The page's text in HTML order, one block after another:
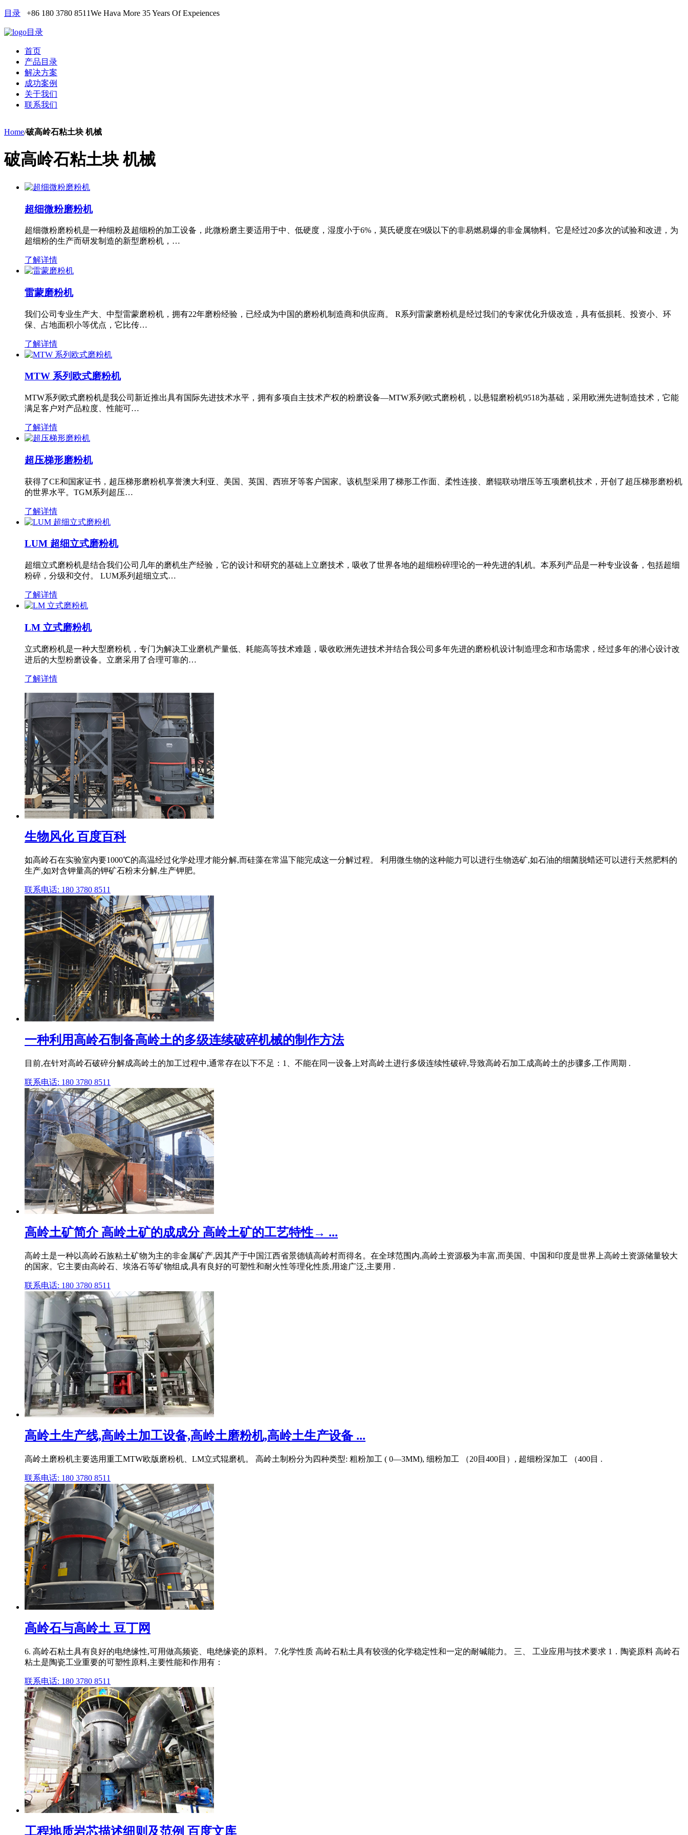
目录 +86 180 3780 8511We Hava More 35 Years Of Expeiences
目录
首页
产品目录
解决方案
成功案例
关于我们
联系我们
Home/破高岭石粘土块 机械
破高岭石粘土块 机械
超细微粉磨粉机
超细微粉磨粉机是一种细粉及超细粉的加工设备，此微粉磨主要适用于中、低硬度，湿度小于6%，莫氏硬度在9级以下的非易燃易爆的非金属物料。它是经过20多次的试验和改进，为
超细粉的生产而研发制造的新型磨粉机，…
了解详情
雷蒙磨粉机
我们公司专业生产大、中型雷蒙磨粉机，拥有22年磨粉经验，已经成为中国的磨粉机制造商和供应商。 R系列雷蒙磨粉机是经过我们的专家优化升级改造，具有低损耗、投资小、环
保、占地面积小等优点，它比传…
了解详情
MTW 系列欧式磨粉机
MTW系列欧式磨粉机是我公司新近推出具有国际先进技术水平，拥有多项自主技术产权的粉磨设备—MTW系列欧式磨粉机，以悬辊磨粉机9518为基础，采用欧洲先进制造技术，它能
满足客户对产品粒度、性能可…
了解详情
超压梯形磨粉机
获得了CE和国家证书，超压梯形磨粉机享誉澳大利亚、美国、英国、西班牙等客户国家。该机型采用了梯形工作面、柔性连接、磨辊联动增压等五项磨机技术，开创了超压梯形磨粉机
的世界水平。TGM系列超压…
了解详情
LUM 超细立式磨粉机
超细立式磨粉机是结合我们公司几年的磨机生产经验，它的设计和研究的基础上立磨技术，吸收了世界各地的超细粉碎理论的一种先进的轧机。本系列产品是一种专业设备，包括超细
粉碎，分级和交付。 LUM系列超细立式…
了解详情
LM 立式磨粉机
立式磨粉机是一种大型磨粉机，专门为解决工业磨机产量低、耗能高等技术难题，吸收欧洲先进技术并结合我公司多年先进的磨粉机设计制造理念和市场需求，经过多年的潜心设计改
进后的大型粉磨设备。立磨采用了合理可靠的…
了解详情
生物风化 百度百科
如高岭石在实验室内要1000℃的高温经过化学处理才能分解,而硅藻在常温下能完成这一分解过程。 利用微生物的这种能力可以进行生物选矿,如石油的细菌脱蜡还可以进行天然肥料的
生产,如对含钾量高的钾矿石粉末分解,生产钾肥。
联系电话: 180 3780 8511
一种利用高岭石制备高岭土的多级连续破碎机械的制作方法
目前,在针对高岭石破碎分解成高岭土的加工过程中,通常存在以下不足：1、不能在同一设备上对高岭土进行多级连续性破碎,导致高岭石加工成高岭土的步骤多,工作周期 .
联系电话: 180 3780 8511
高岭土矿简介 高岭土矿的成成分 高岭土矿的工艺特性→ ...
高岭土是一种以高岭石族粘土矿物为主的非金属矿产,因其产于中国江西省景德镇高岭村而得名。在全球范围内,高岭土资源极为丰富,而美国、中国和印度是世界上高岭土资源储量较大
的国家。它主要由高岭石、埃洛石等矿物组成,具有良好的可塑性和耐火性等理化性质,用途广泛,主要用 .
联系电话: 180 3780 8511
高岭土生产线,高岭土加工设备,高岭土磨粉机,高岭土生产设备 ...
高岭土磨粉机主要选用重工MTW欧版磨粉机、LM立式辊磨机。 高岭土制粉分为四种类型: 粗粉加工 ( 0―3MM), 细粉加工 （20目400目）, 超细粉深加工 （400目 .
联系电话: 180 3780 8511
高岭石与高岭土 豆丁网
6. 高岭石粘土具有良好的电绝缘性,可用做高频瓷、电绝缘瓷的原料。 7.化学性质 高岭石粘土具有较强的化学稳定性和一定的耐碱能力。 三、 工业应用与技术要求 1．陶瓷原料 高岭石
粘土是陶瓷工业重要的可塑性原料,主要性能和作用有：
联系电话: 180 3780 8511
工程地质岩芯描述细则及范例 百度文库